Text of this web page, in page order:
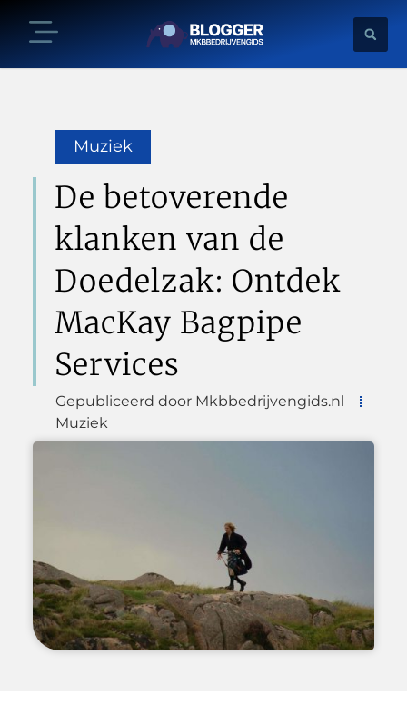
Muziek
De betoverende
klanken van de
Doedelzak: Ontdek
MacKay Bagpipe
Services
Gepubliceerd door Mkbbedrijvengids.nl
Muziek